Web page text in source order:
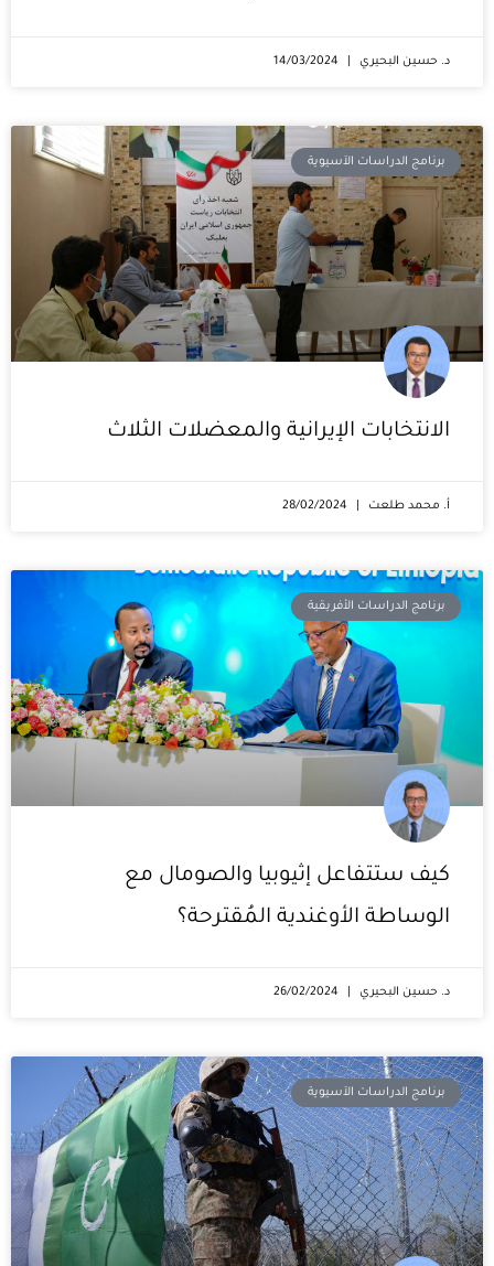
د. حسين البحيري
برنامج الدراسات الآسيوية
الانتخابات الإيرانية والمعضلات الثلاث
أ. محمد طلعت
برنامج الدراسات الأفريقية
كيف ستتفاعل إثيوبيا والصومال مع
الوساطة الأوغندية المُقترحة؟
د. حسين البحيري
برنامج الدراسات الآسيوية